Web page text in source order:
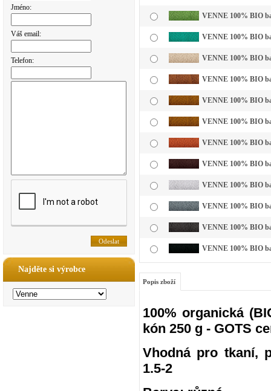
Jméno:
Váš email:
Telefon:
Najděte si výrobce
VENNE 100% BIO
VENNE 100% BIO
VENNE 100% BIO
VENNE 100% BIO
VENNE 100% BIO
VENNE 100% BIO
VENNE 100% BIO
VENNE 100% BIO
VENNE 100% BIO
VENNE 100% BIO
VENNE 100% BIO
VENNE 100% BIO
Popis zboží
100% organická
kón 250 g - GOTS
Vhodná pro tkaní,
1.5-2